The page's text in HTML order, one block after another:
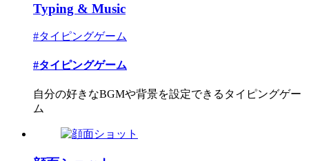
Typing & Music
#タイピングゲーム
#タイピングゲーム
自分の好きなBGMや背景を設定できるタイピングゲー
ム